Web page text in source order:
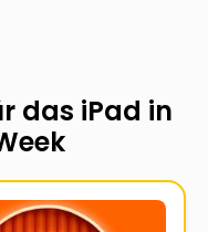
das iPad in